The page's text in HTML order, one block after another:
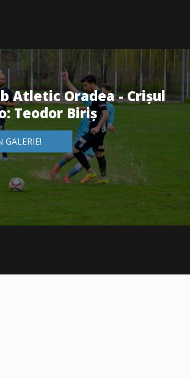
Atletic Oradea - Crișul
Teodor Biriș
GALERIE!